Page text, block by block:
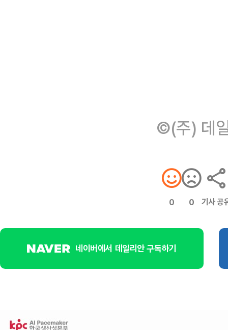
©(주) 데
0 0 기사 공
네이버에서 데일리안 구독하기